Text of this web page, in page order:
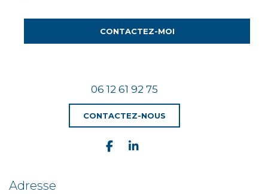
CONTACTEZ-MOI
06 12 61 92 75
CONTACTEZ-NOUS
Adresse